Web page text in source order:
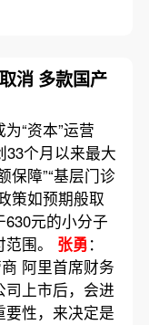
消 多款国产
“资本”运营
33个月以来最大
障”“基层门诊
策如预期般取
元的小分子
围。 张勇：
阿里首席财务
上市后，会进
性，来决定是